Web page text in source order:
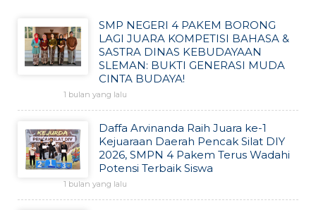
SMP NEGERI 4 PAKEM BORONG
LAGI JUARA KOMPETISI BAHASA &
SASTRA DINAS KEBUDAYAAN
SLEMAN: BUKTI GENERASI MUDA
CINTA BUDAYA!
1 bulan yang lalu
Daffa Arvinanda Raih Juara ke-1
Kejuaraan Daerah Pencak Silat DIY
2026, SMPN 4 Pakem Terus Wadahi
Potensi Terbaik Siswa
1 bulan yang lalu